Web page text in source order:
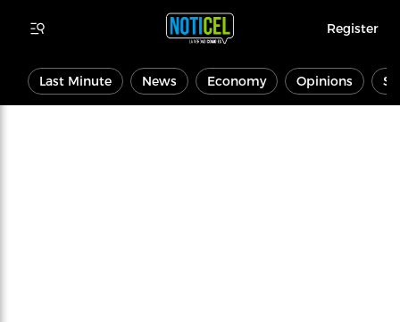
Register
Last Minute News Economy Opinions